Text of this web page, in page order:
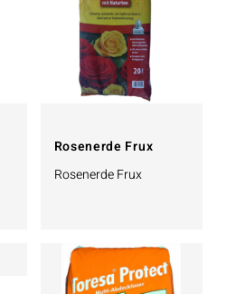
Rosenerde Frux
Rosenerde Frux